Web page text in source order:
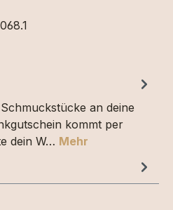
an deine
kommt per
dein W… Mehr